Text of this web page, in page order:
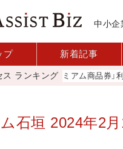
中小企
プ 新着記事
ス ランキング
青森市プレミアム商品券」利用店
石垣 2024年2